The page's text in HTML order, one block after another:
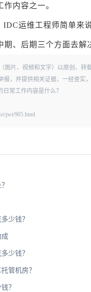
内容之一。
IDC运维工程师简单来
期、后期三个方面去解
图片、视频和文字）以原创、转
报，并提供相关证据，一经查实
常工作内容是什么？
cjwt/905.html
少钱？
成
少钱？
管机房？
？